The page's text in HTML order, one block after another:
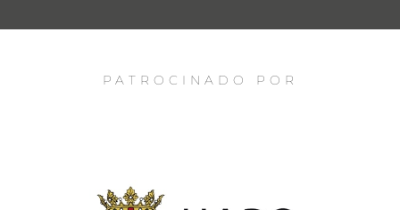
PATROCINADO POR